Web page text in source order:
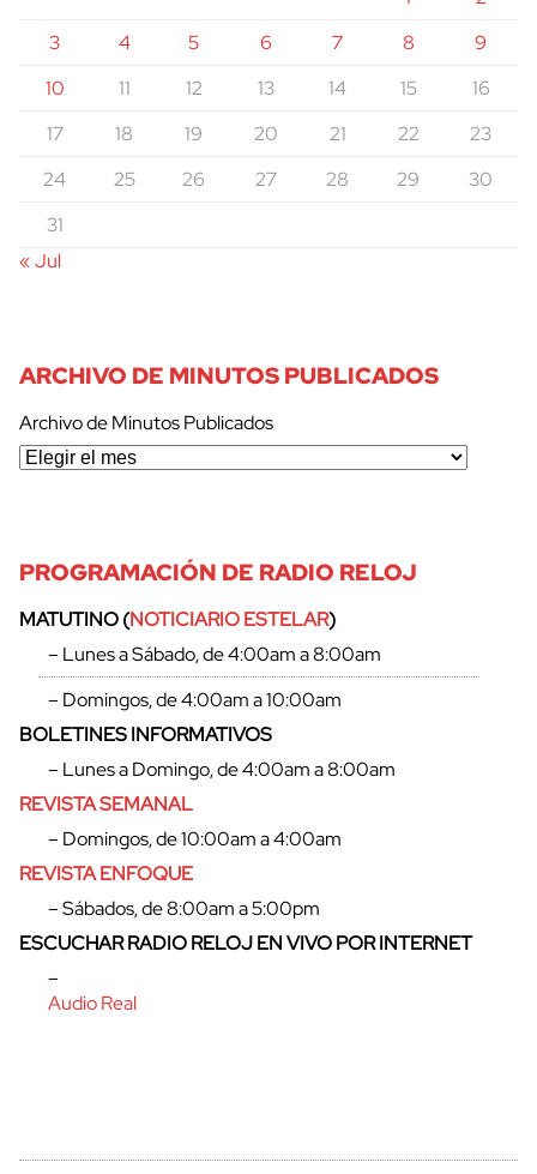
3
4 5 6 7 8
9
10
11 12 13 14 15
16
17
18 19 20 21 22
23
24
25 26 27 28 29
30
31
« Jul
ARCHIVO DE MINUTOS PUBLICADOS
Archivo de Minutos Publicados
PROGRAMACIÓN DE RADIO RELOJ
MATUTINO (NOTICIARIO ESTELAR)
– Lunes a Sábado, de 4:00am a 8:00am
– Domingos, de 4:00am a 10:00am
BOLETINES INFORMATIVOS
– Lunes a Domingo, de 4:00am a 8:00am
REVISTA SEMANAL
– Domingos, de 10:00am a 4:00am
REVISTA ENFOQUE
– Sábados, de 8:00am a 5:00pm
ESCUCHAR RADIO RELOJ EN VIVO POR INTERNET
–
Audio Real